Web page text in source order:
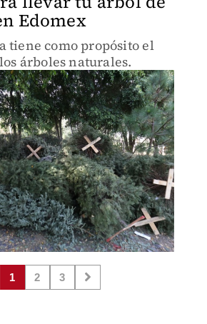
Edomex
tiene como propósito el
árboles naturales.
1 2 3